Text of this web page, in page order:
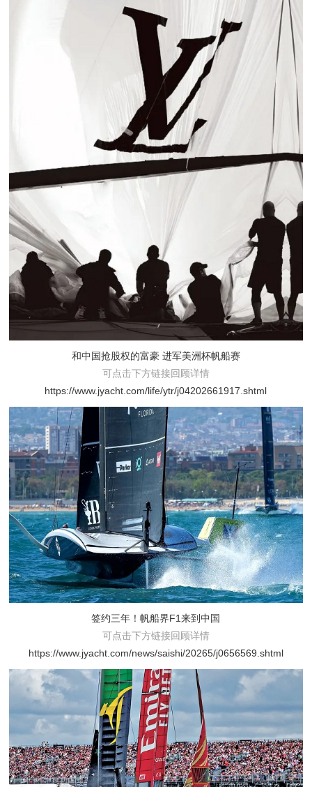
和中国抢股权的富豪 进军美洲杯帆船赛
可点击下方链接回顾详情
https://www.jyacht.com/life/ytr/j04202661917.shtml
签约三年！帆船界F1来到中国
可点击下方链接回顾详情
https://www.jyacht.com/news/saishi/20265/j0656569.shtml